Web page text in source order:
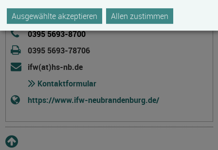
17033 Neubrandenburg
Deutschland
0395 5693-8700
0395 5693-78706
ifw(at)hs-nb.de
Kontaktformular
https://www.ifw-neubrandenburg.de/
Ausgewählte akzeptieren Allen zustimmen